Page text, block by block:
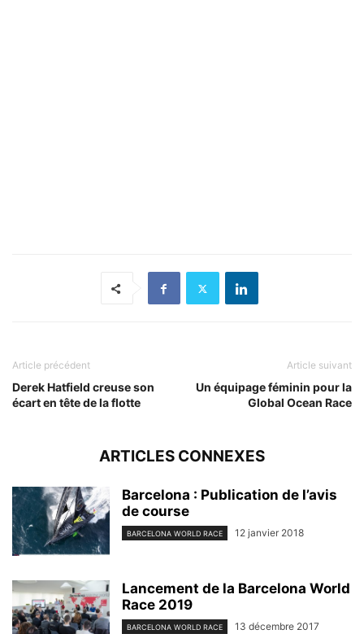
Article précédent
Derek Hatfield creuse son
écart en tête de la flotte
Article suivant
Un équipage féminin pour la
Global Ocean Race
ARTICLES CONNEXES
Barcelona : Publication de l’avis
de course
BARCELONA WORLD RACE 12 janvier 2018
Lancement de la Barcelona World
Race 2019
BARCELONA WORLD RACE 13 décembre 2017